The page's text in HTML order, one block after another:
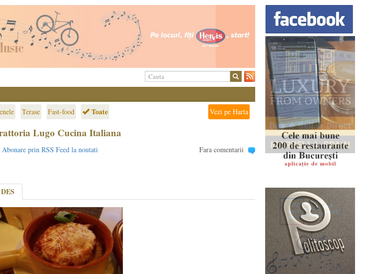
Terase Fast-food Toate Vezi pe Harta
Lugo Cucina Italiana
Abonare prin RSS Feed la noutati Fara comentarii
DES